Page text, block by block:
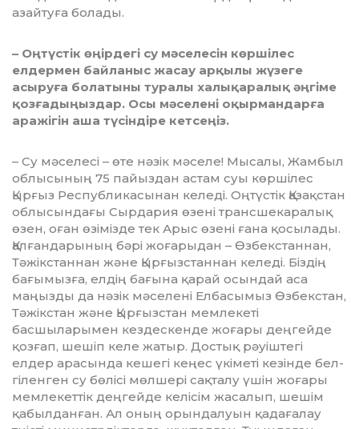
азайтуға болады.
– Оңтүстік өңірдегі су мәселесін көр­шілес
елдермен байланыс жасау арқылы жүзеге
асыруға болатыны туралы халық­аралық әңгіме
қозғадыңыздар. Осы мә­селені оқырмандарға
аражігін аша тү­сін­діре кетсеңіз.
– Су мәселесі – өте нәзік мәселе! Мы­­салы, Жамбыл
облысының 75 па­йыз­­дан астам суы көршілес
Қырғыз Рес­­­публикасынан келеді. Оңтүстік Қа­зақстан
облысындағы Сырдария өзені трансшекаралық
өзен, оған өзімізде тек Арыс өзені ғана қосылады.
Қал­ған­дарының бәрі жоғарыдан – Өз­бек­станнан,
Тәжікстаннан және Қыр­ғыз­стан­нан келеді. Біздің
бағымызға, ел­дің бағына қарай осындай аса
маңыз­ды да нәзік мәселені Елбасымыз Өз­бек­стан,
Тәжікстан және Қырғызстан мем­лекеті
басшыларымен кездескенде жо­ғары деңгейде
қозғап, шешіп келе жа­тыр. Достық рәуіштегі
елдер арасын­да кешегі кеңес үкіметі кезінде бел­
гі­ленген су бөлісі мөлшері сақталу үшін жоғары
мемлекеттік деңгейде келісім жасалып, шешім
қабылданған. Ал оның орындалуын қадағалау